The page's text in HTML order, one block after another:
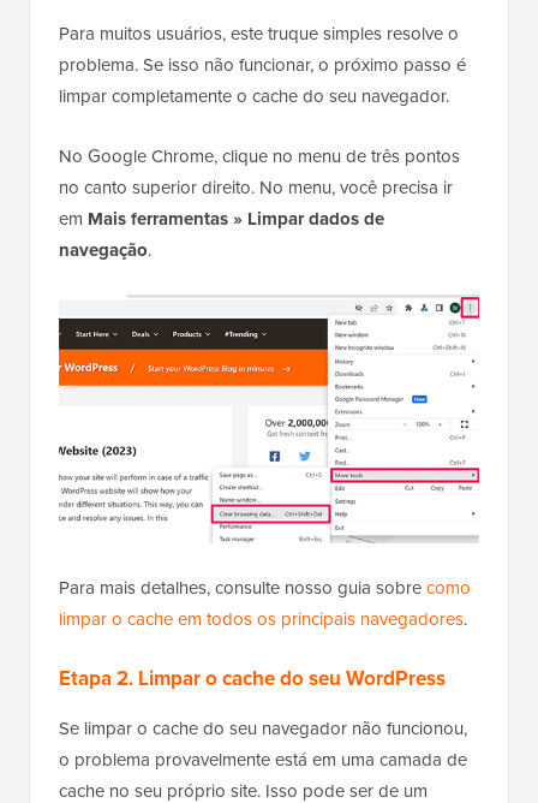
Para muitos usuários, este truque simples resolve o
problema. Se isso não funcionar, o próximo passo é
limpar completamente o cache do seu navegador.
No Google Chrome, clique no menu de três pontos
no canto superior direito. No menu, você precisa ir
em Mais ferramentas » Limpar dados de
navegação.
Para mais detalhes, consulte nosso guia sobrecomo
limpar o cache em todos os principais navegadores.
Etapa 2. Limpar o cache do seu WordPress
Se limpar o cache do seu navegador não funcionou,
o problema provavelmente está em uma camada de
cache no seu próprio site. Isso pode ser de um